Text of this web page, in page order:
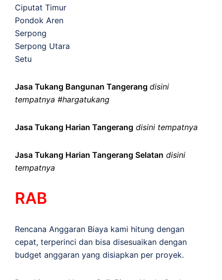
Ciputat Timur
Pondok Aren
Serpong
Serpong Utara
Setu
Jasa Tukang Bangunan Tangerang disini
tempatnya #hargatukang
Jasa Tukang Harian Tangerang disini tempatnya
Jasa Tukang Harian Tangerang Selatan disini
tempatnya
RAB
Rencana Anggaran Biaya kami hitung dengan
cepat, terperinci dan bisa disesuaikan dengan
budget anggaran yang disiapkan per proyek.